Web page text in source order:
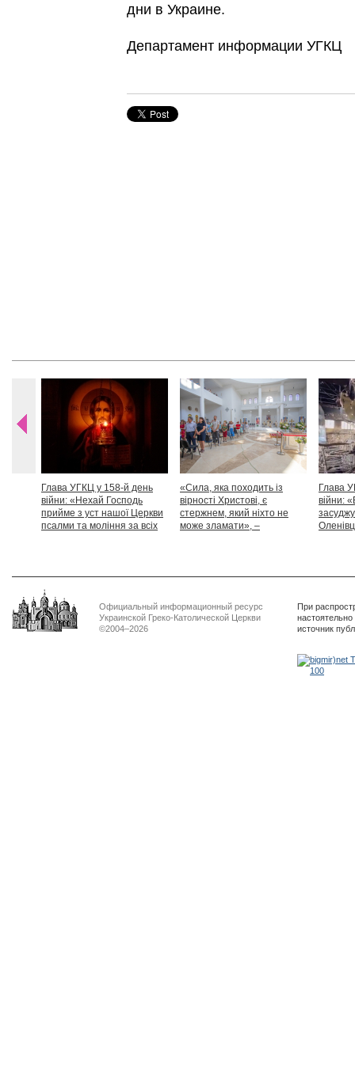
дни в Украине.
Департамент информации УГКЦ
Глава УГКЦ у 158-й день
війни: «Нехай Господь
прийме з уст нашої Церкви
псалми та моління за всіх
«Сила, яка походить із
вірності Христові, є
стержнем, який ніхто не
може зламати», –
Глава
війни:
Официальный информационный ресурс
Украинской Греко-Католической Церкви
©2004–2026
При
источник